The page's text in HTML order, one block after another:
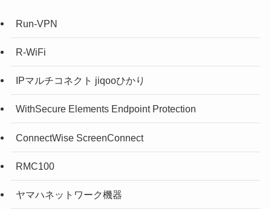
Run-VPN
R-WiFi
IPマルチコネクト jiqooひかり
WithSecure Elements Endpoint Protection
ConnectWise ScreenConnect
RMC100
ヤマハネットワーク機器